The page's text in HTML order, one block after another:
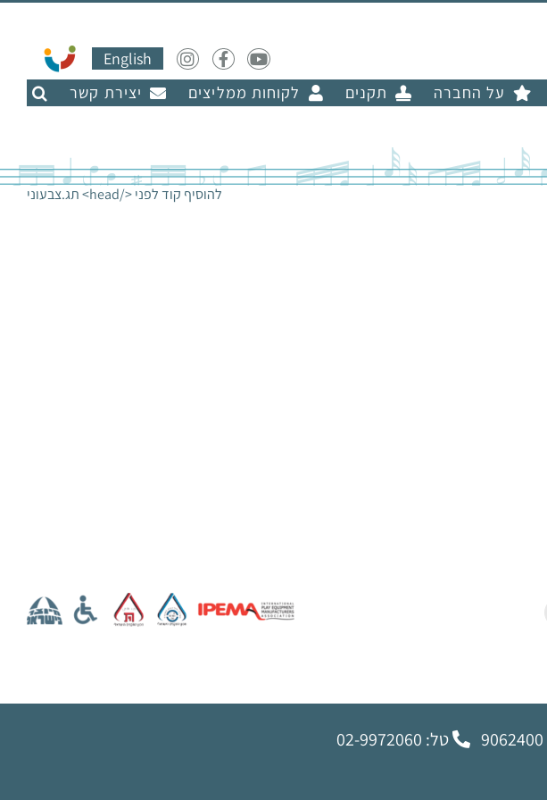
English
על החברה תקנים לקוחות ממליצים יצירת קשר
להוסיף קוד לפני </head> תג. צבעוני
טל: 02-9972060